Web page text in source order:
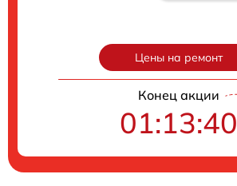
Цены на ремонт
Конец акции
01:13:39